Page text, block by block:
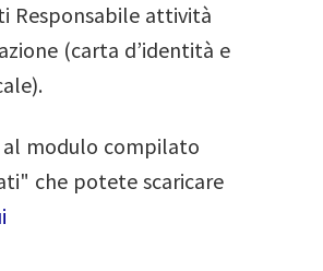
Responsabile attività
(carta d’identità e
modulo compilato
che potete scaricare